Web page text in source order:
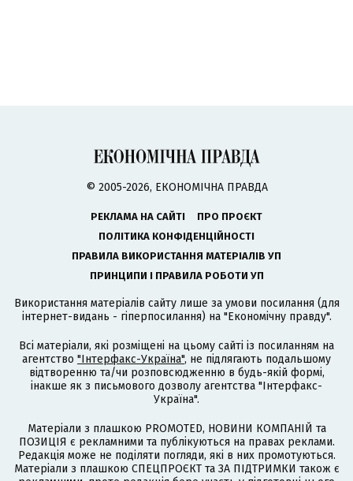
© 2005-2026, ЕКОНОМІЧНА ПРАВДА
РЕКЛАМА НА САЙТІ
ПРО ПРОЄКТ
ПОЛІТИКА КОНФІДЕНЦІЙНОСТІ
ПРАВИЛА ВИКОРИСТАННЯ МАТЕРІАЛІВ УП
ПРИНЦИПИ І ПРАВИЛА РОБОТИ УП
Використання матеріалів сайту лише за умови посилання (для
інтернет-видань - гіперпосилання) на "Економічну правду".
Всі матеріали, які розміщені на цьому сайті із посиланням на
агентство "Інтерфакс-Україна", не підлягають подальшому
відтворенню та/чи розповсюдженню в будь-якій формі,
інакше як з письмового дозволу агентства "Інтерфакс-
Україна".
Матеріали з плашкою PROMOTED, НОВИНИ КОМПАНІЙ та
ПОЗИЦІЯ є рекламними та публікуються на правах реклами.
Редакція може не поділяти погляди, які в них промотуються.
Матеріали з плашкою СПЕЦПРОЄКТ та ЗА ПІДТРИМКИ також є